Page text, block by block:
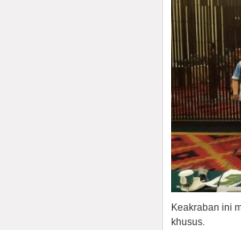
Keakraban ini
khusus.